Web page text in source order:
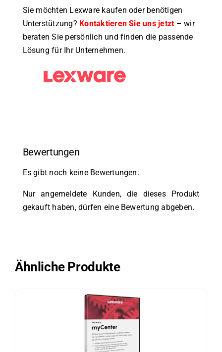
Sie möchten Lexware kaufen oder benötigen
Unterstützung? Kontaktieren Sie uns jetzt – wir
beraten Sie persönlich und finden die passende
Lösung für Ihr Unternehmen.
Bewertungen
Es gibt noch keine Bewertungen.
Nur angemeldete Kunden, die dieses Produkt
gekauft haben, dürfen eine Bewertung abgeben.
Ähnliche Produkte